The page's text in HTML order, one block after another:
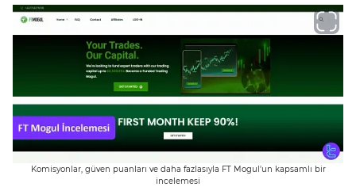
Komisyonlar, güven puanları ve daha fazlasıyla FT Mogul'un kapsamlı bir
incelemesi